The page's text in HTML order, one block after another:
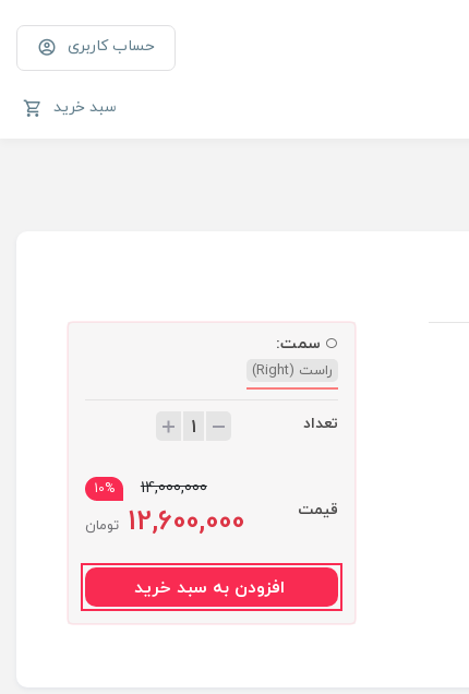
حساب کاربری
سبد خرید
سمت:
راست (Right)
تعداد
قیمت
14,000,000
10%
12,600,000 تومان
افزودن به سبد خرید